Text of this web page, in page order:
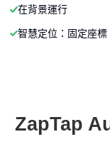
在背景運行
智慧定位：固定座標
ZapTap